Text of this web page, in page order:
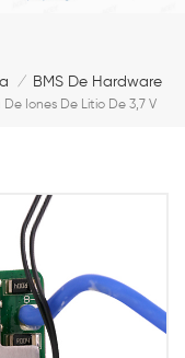
/ BMS De Hardware
Iones De Litio De 3,7 V